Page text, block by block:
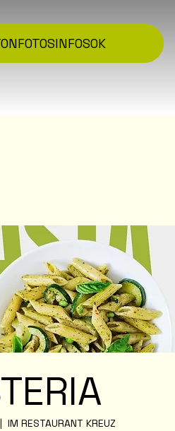
FOTOSINFOSOK
IM RESTAURANT KREUZ